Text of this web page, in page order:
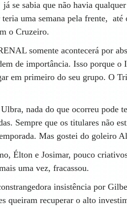
se sabia que não havia
uma semana pela frente, até
o Cruzeiro.
somente acontecerá por
de importância. Isso porque o
em primeiro do seu grupo. O
nada do que ocorreu pode
Sempre que os titulares não
Mas gostei do goleiro
Élton e Josimar, pouco
uma vez, fracassou.
insistência por
queiram recuperar o alto